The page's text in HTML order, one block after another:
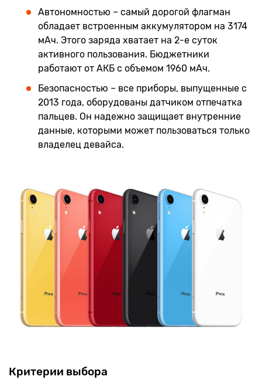
Автономностью – самый дорогой флагман
обладает встроенным аккумулятором на 3174
мАч. Этого заряда хватает на 2-е суток
активного пользования. Бюджетники
работают от АКБ с объемом 1960 мАч.
Безопасностью – все приборы, выпущенные с
2013 года, оборудованы датчиком отпечатка
пальцев. Он надежно защищает внутренние
данные, которыми может пользоваться только
владелец девайса.
Критерии выбора